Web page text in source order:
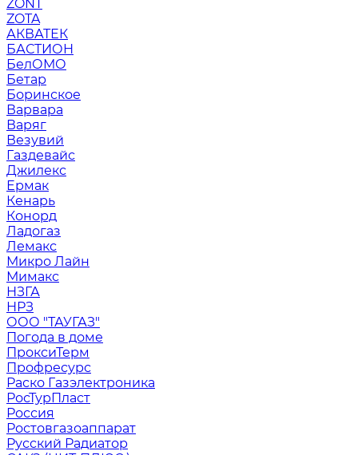
ZONT
ZOTA
АКВАТЕК
БАСТИОН
БелОМО
Бетар
Боринское
Варвара
Варяг
Везувий
Газдевайс
Джилекс
Ермак
Кенарь
Конорд
Ладогаз
Лемакс
Микро Лайн
Мимакс
НЗГА
НРЗ
ООО "ТАУГАЗ"
Погода в доме
ПроксиТерм
Профресурс
Раско Газэлектроника
РосТурПласт
Россия
Ростовгазоаппарат
Русский Радиатор